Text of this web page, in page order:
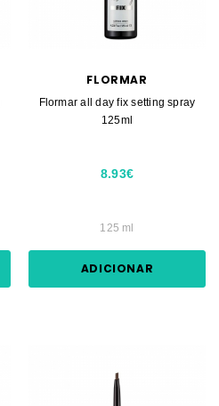
FLORMAR
Flormar all day fix setting spray
125ml
8.93€
125 ml
ADICIONAR